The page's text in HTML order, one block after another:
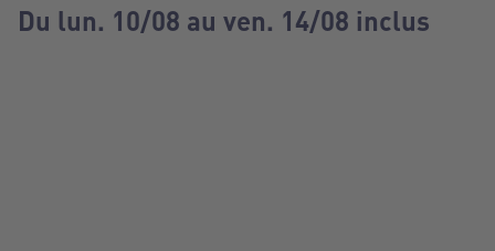
Du lun. 10/08 au ven. 14/08 inclus